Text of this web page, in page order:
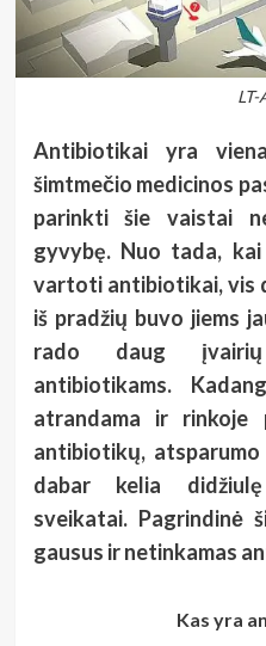
LT-
Antibiotikai yra
šimtmečio medicinos
parinkti šie vaistai
gyvybę. Nuo tada,
vartoti antibiotikai, vis
iš pradžių buvo jiems
rado daug
antibiotikams.
atrandama ir rinkoje
antibiotikų,
dabar kelia
sveikatai. Pagrindinė
gausus ir netinkamas
Kas yra